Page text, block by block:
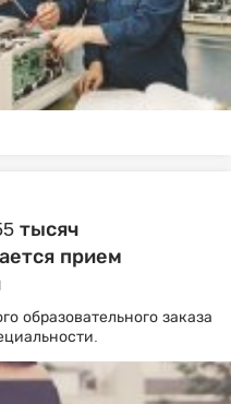
тысяч
прием
образовательного заказа